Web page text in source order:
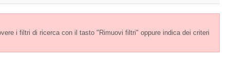
i filtri di ricerca con il tasto "Rimuovi filtri" oppure indica dei criteri